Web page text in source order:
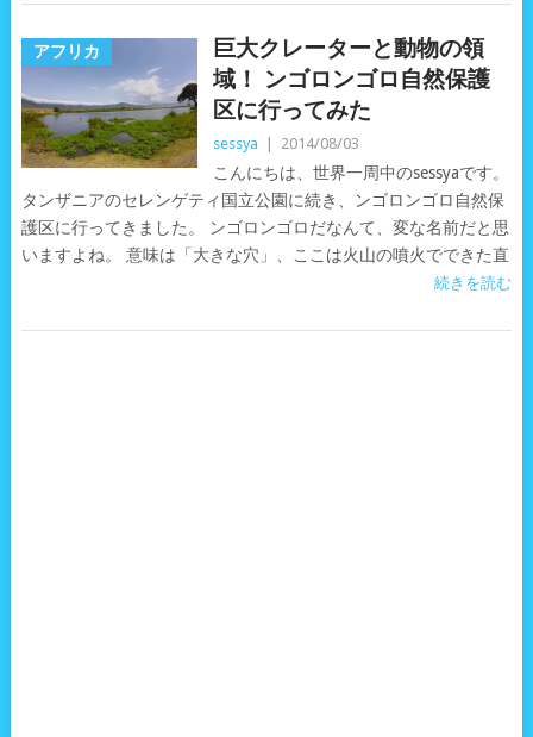
アフリカ
巨大クレーターと動物の領
域！ ンゴロンゴロ自然保護
区に行ってみた
sessya 2014/08/03
こんにちは、世界一周中のsessyaです。
タンザニアのセレンゲティ国立公園に続き、ンゴロンゴロ自然保
護区に行ってきました。 ンゴロンゴロだなんて、変な名前だと思
いますよね。 意味は「大きな穴」、ここは火山の噴火でできた直
続きを読む